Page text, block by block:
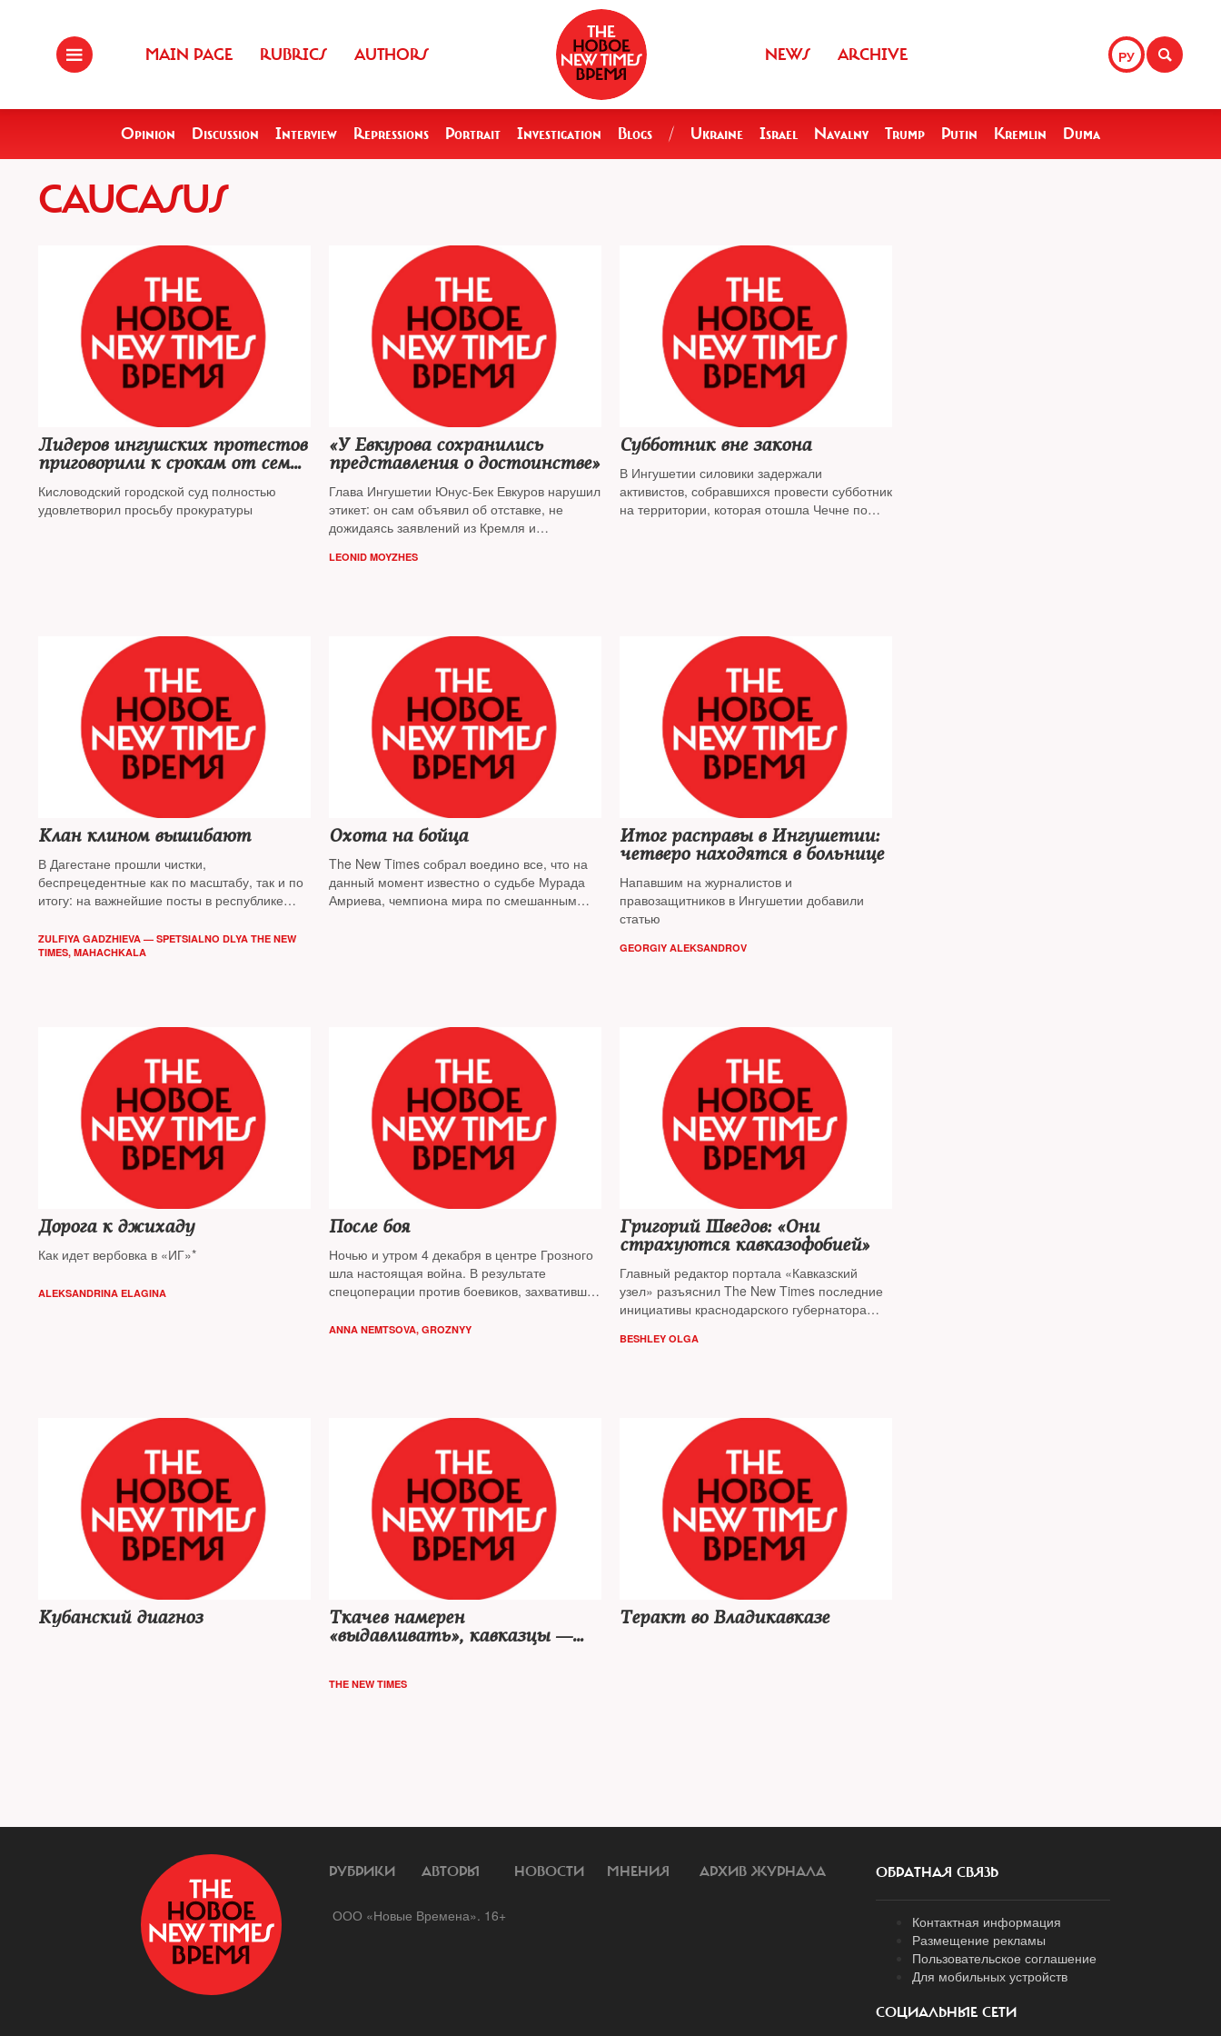
MAIN PAGE RUBRICS AUTHORS РУ
NEWS ARCHIVE
Opinion Discussion Interview Repressions Portrait Investigation Blogs / Ukraine Israel Navalny Trump Putin Kremlin Duma
CAUCASUS
Лидеров ингушских протестов
приговорили к срокам от семи
до девяти лет лишения
свободы
Кисловодский городской суд полностью
удовлетворил просьбу прокуратуры
«У Евкурова сохранились
представления о достоинстве»
Глава Ингушетии Юнус-Бек Евкуров нарушил
этикет: он сам объявил об отставке, не
дожидаясь заявлений из Кремля и
Почему это произошло и насколько уникален
LEONID MOYZHES
Субботник вне закона
В Ингушетии силовики задержали
активистов, собравшихся провести субботник
на территории, которая отошла Чечне по
Клан клином вышибают
В Дагестане прошли чистки,
беспрецедентные как по масштабу, так и по
итогу: на важнейшие посты в республике
разбирался в происходящем
ZULFIYA GADZHIEVA — SPETSIALNO DLYA THE NEW
TIMES, MAHACHKALA
Охота на бойца
The New Times собрал воедино все, что на
данный момент известно о судьбе Мурада
Амриева, чемпиона мира по смешанным
Итог расправы в Ингушетии:
четверо находятся в больнице
Напавшим на журналистов и
правозащитников в Ингушетии добавили
статью
GEORGIY ALEKSANDROV
Дорога к джихаду
Как идет вербовка в «ИГ»*
ALEKSANDRINA ELAGINA
После боя
Ночью и утром 4 декабря в центре Грозного
шла настоящая война. В результате
спецоперации против боевиков, захвативших
данным, погибло 14 силовиков, уничтожено
ANNA NEMTSOVA, GROZNYY
Григорий Шведов: «Они
страхуются кавказофобией»
Главный редактор портала «Кавказский
узел» разъяснил The New Times последние
инициативы краснодарского губернатора
BESHLEY OLGA
Кубанский диагноз
Ткачев намерен
«выдавливать», кавказцы —
THE NEW TIMES
Теракт во Владикавказе
РУБРИКИ АВТОРЫ НОВОСТИ МНЕНИЯ АРХИВ ЖУРНАЛА
ООО «Новые Времена». 16+
ОБРАТНАЯ СВЯЗЬ
Контактная информация
Размещение рекламы
Пользовательское соглашение
Для мобильных устройств
СОЦИАЛЬНЫЕ СЕТИ